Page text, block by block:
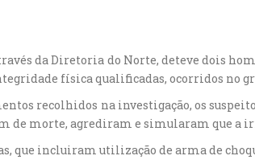
da Diretoria do Norte, deteve dois
física qualificadas, ocorridos no
recolhidos na investigação, os
de morte, agrediram e simularam que a
que incluiram utilização de arma de